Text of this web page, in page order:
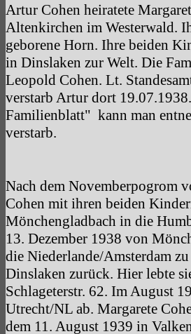
Artur Cohen heiratete
Altenkirchen im Westerwald.
geborene Horn. Ihre beiden
in Dinslaken zur Welt. Die
Leopold Cohen. Lt.
verstarb Artur dort
Familienblatt" kann man
verstarb.
Nach dem Novemberpogrom
Cohen mit ihren beiden
Mönchengladbach in die
13. Dezember 1938 von
die Niederlande/Amsterdam
Dinslaken zurück. Hier lebte
Schlageterstr. 62. Im August
Utrecht/NL ab. Margarete
dem 11. August 1939 in